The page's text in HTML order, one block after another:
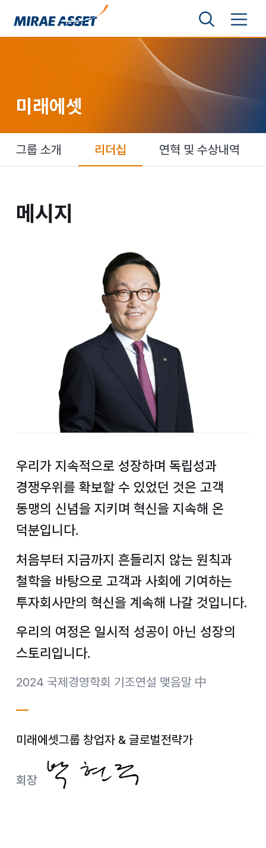
미래에셋
미래에셋
그룹 소개 리더십 연혁 및 수상내역
메시지
우리가 지속적으로 성장하며독립성과
경쟁우위를 확보할 수 있었던 것은고객
동맹의 신념을 지키며 혁신을 지속해 온
덕분입니다.
처음부터 지금까지 흔들리지 않는 원칙과
철학을 바탕으로고객과 사회에 기여하는
투자회사만의 혁신을 계속해 나갈 것입니다.
우리의 여정은 일시적 성공이 아닌 성장의
스토리입니다.
2024 국제경영학회 기조연설 맺음말 中
미래에셋그룹 창업자 & 글로벌전략가
회장